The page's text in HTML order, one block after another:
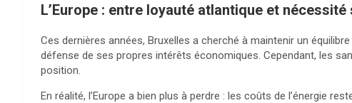
L’Europe : entre loyauté atlantique et
Ces dernières années, Bruxelles a cherché à maintenir un
défense de ses propres intérêts économiques. Cependant, les
position.
En réalité, l’Europe a bien plus à perdre : les coûts de l’énergie